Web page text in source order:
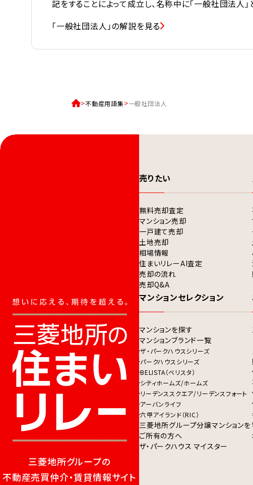
記をすることによって成立し、名称中に「一般社団法人
「一般社団法人」の解説を見る
不動産用語集 一般社団法人
三菱地所グループの
不動産売買仲介・賃貸情報サイト
売りたい
無料売却査定
マンション売却
一戸建て売却
土地売却
相場情報
住まいリレーAI査定
売却の流れ
売却Q&A
マンションセレクション
マンションを探す
マンションブランド一覧
ザ・パークハウスシリーズ
パークハウスシリーズ
BELISTA（ベリスタ）
シティホームズ/ホームズ
リーデンススクエア/リーデンスフォート
アーバンライフ
六甲アイランド（RIC）
三菱地所グループ分譲マンションを
ご所有の方へ
ザ・パークハウス マイスター